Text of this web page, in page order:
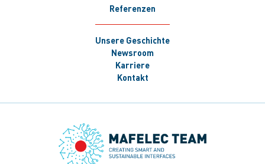
Referenzen
Unsere Geschichte
Newsroom
Karriere
Kontakt